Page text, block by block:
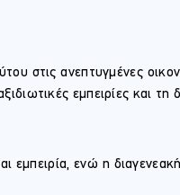
στις ανεπτυγμένες
εμπειρίες και τη
εμπειρία, ενώ η